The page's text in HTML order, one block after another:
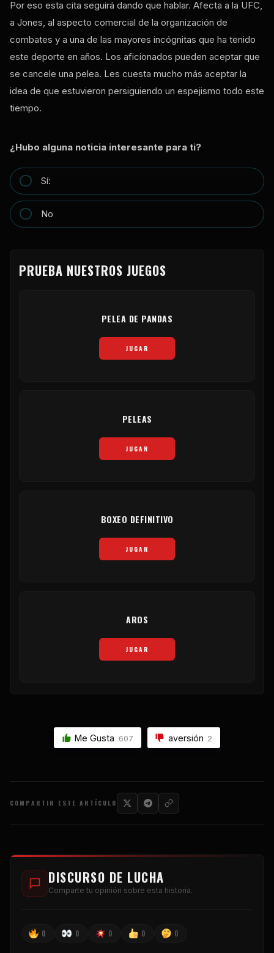
Por eso esta cita seguirá dando que hablar. Afecta a la UFC,
a Jones, al aspecto comercial de la organización de
combates y a una de las mayores incógnitas que ha tenido
este deporte en años. Los aficionados pueden aceptar que
se cancele una pelea. Les cuesta mucho más aceptar la
idea de que estuvieron persiguiendo un espejismo todo este
tiempo.
¿Hubo alguna noticia interesante para ti?
Sí:
No
PRUEBA NUESTROS JUEGOS
PELEA DE PANDAS
JUGAR
PELEAS
JUGAR
BOXEO DEFINITIVO
JUGAR
AROS
JUGAR
Me Gusta 607 aversión 2
COMPARTIR ESTE ARTÍCULO
DISCURSO DE LUCHA
Comparte tu opinión sobre esta historia.
0 0 0 0 0